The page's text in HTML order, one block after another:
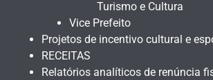
Turismo e Cultura
Vice Prefeito
Projetos de incentivo cultural e
RECEITAS
Relatórios analíticos de renúncia